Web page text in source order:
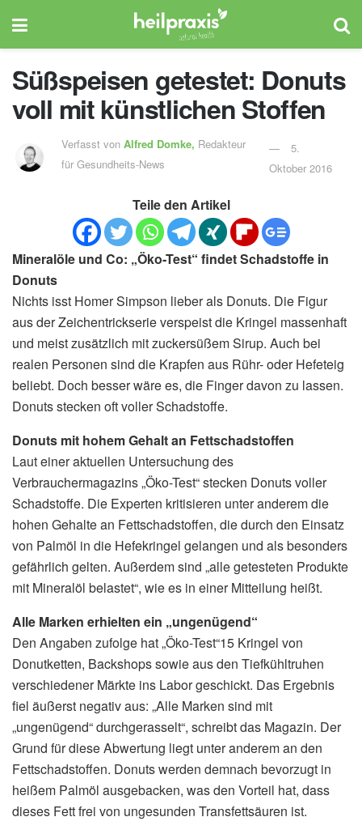
Süßspeisen getestet: Donuts
voll mit künstlichen Stoffen
Verfasst von Alfred Domke, Redakteur
für Gesundheits-News
5.
Oktober 2016
Teile den Artikel
Mineralöle und Co: „Öko-Test“ findet Schadstoffe in
Donuts
Nichts isst Homer Simpson lieber als Donuts. Die Figur
aus der Zeichentrickserie verspeist die Kringel massenhaft
und meist zusätzlich mit zuckersüßem Sirup. Auch bei
realen Personen sind die Krapfen aus Rühr- oder Hefeteig
beliebt. Doch besser wäre es, die Finger davon zu lassen.
Donuts stecken oft voller Schadstoffe.
Donuts mit hohem Gehalt an Fettschadstoffen
Laut einer aktuellen Untersuchung des
Verbrauchermagazins „Öko-Test“ stecken Donuts voller
Schadstoffe. Die Experten kritisieren unter anderem die
hohen Gehalte an Fettschadstoffen, die durch den Einsatz
von Palmöl in die Hefekringel gelangen und als besonders
gefährlich gelten. Außerdem sind „alle getesteten Produkte
mit Mineralöl belastet“, wie es in einer Mitteilung heißt.
Alle Marken erhielten ein „ungenügend“
Den Angaben zufolge hat „Öko-Test“15 Kringel von
Donutketten, Backshops sowie aus den Tiefkühltruhen
verschiedener Märkte ins Labor geschickt. Das Ergebnis
fiel äußerst negativ aus: „Alle Marken sind mit
„ungenügend“ durchgerasselt“, schreibt das Magazin. Der
Grund für diese Abwertung liegt unter anderem an den
Fettschadstoffen. Donuts werden demnach bevorzugt in
heißem Palmöl ausgebacken, was den Vorteil hat, dass
dieses Fett frei von ungesunden Transfettsäuren ist.